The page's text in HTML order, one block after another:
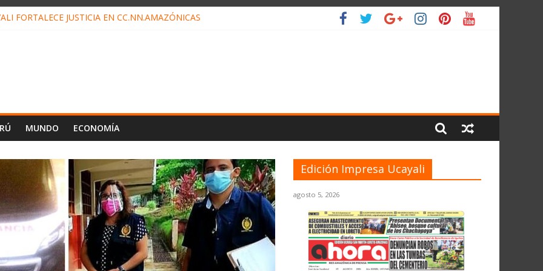
FORTALECE JUSTICIA EN CC.NN.AMAZÓNICAS
MUNDO ECONOMÍA
Edición Impresa Ucayali
agosto 5, 2026